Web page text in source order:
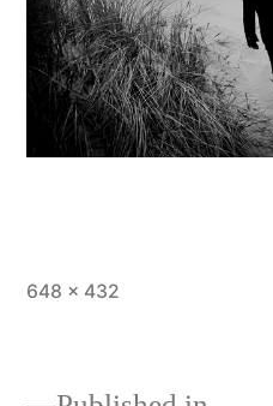
Full
648 × 432